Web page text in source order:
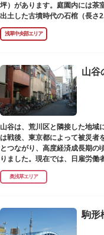
坪）があります。庭園内には茶
出土した古墳時代の石棺（長さ
が、不定期で特別公開されるこ
浅草中央部エリア
山谷
山谷は、荒川区と隣接した地域
は戦後、東京都によって被災者
とつながり、高度経済成長期の
りました。現在では、日雇労働
者に代わって、外国人の利用が
奥浅草エリア
駒形